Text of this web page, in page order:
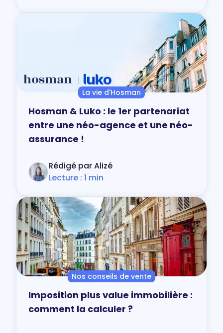
La vie d'Hosman
Hosman & Luko : le 1er partenariat
entre une néo-agence et une néo-
assurance !
Rédigé par Alizé
Lecture : 1 min
Nos conseils de vente
Imposition plus value immobilière :
comment la calculer ?